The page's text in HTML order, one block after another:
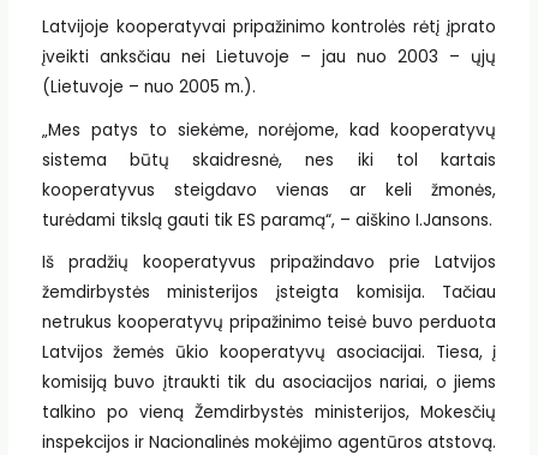
Latvijoje kooperatyvai pripažinimo kontrolės rėtį įprato
įveikti anksčiau nei Lietuvoje – jau nuo 2003 – ųjų
(Lietuvoje – nuo 2005 m.).
„Mes patys to siekėme, norėjome, kad kooperatyvų
sistema būtų skaidresnė, nes iki tol kartais
kooperatyvus steigdavo vienas ar keli žmonės,
turėdami tikslą gauti tik ES paramą“, – aiškino I.Jansons.
Iš pradžių kooperatyvus pripažindavo prie Latvijos
žemdirbystės ministerijos įsteigta komisija. Tačiau
netrukus kooperatyvų pripažinimo teisė buvo perduota
Latvijos žemės ūkio kooperatyvų asociacijai. Tiesa, į
komisiją buvo įtraukti tik du asociacijos nariai, o jiems
talkino po vieną Žemdirbystės ministerijos, Mokesčių
inspekcijos ir Nacionalinės mokėjimo agentūros atstovą.